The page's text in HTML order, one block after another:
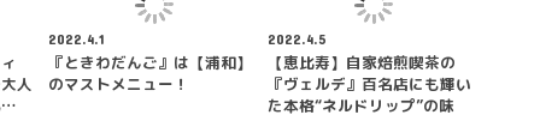
人
…
2022.4.1
『ときわだんご』は【浦和】
のマストメニュー！
2022.4.5
【恵比寿】自家焙煎喫茶の
『ヴェルデ』百名店にも輝い
た本格“ネルドリップ”の味